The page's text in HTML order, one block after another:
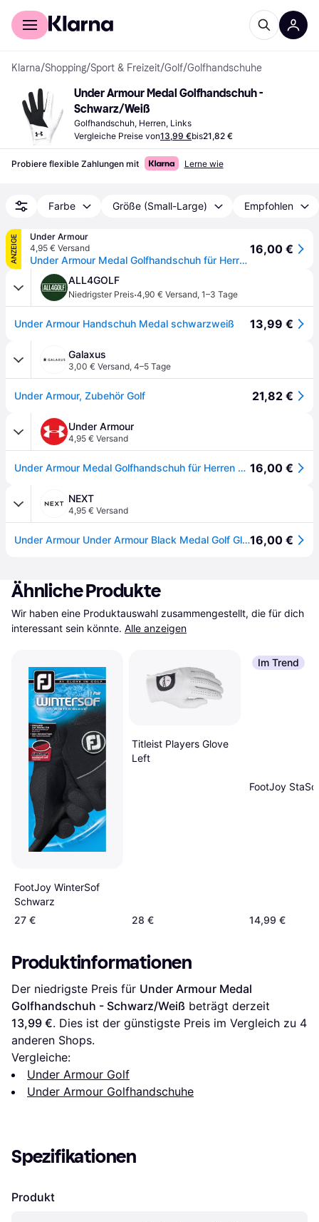
Für Shopper
Klarna/Shopping/Sport & Freizeit/Golf/Golfhandschuhe
Under Armour Medal Golfhandschuh -
Schwarz/Weiß
Golfhandschuh, Herren, Links
Vergleiche Preise von13,99 €bis21,82 €
Probiere flexible Zahlungen mit Lerne wie
Farbe Größe (Small-Large) Empfohlen
ANZEIGE
Under Armour
4,95 € Versand
Under Armour Medal Golfhandschuh für Herren Schwarz / Weiß / Schwarz LXL
16,00 €
ALL4GOLF
Niedrigster Preis·4,90 € Versand, 1–3 Tage
Under Armour Handschuh Medal schwarzweiß 13,99 €
Galaxus
3,00 € Versand, 4–5 Tage
Under Armour, Zubehör Golf 21,82 €
Under Armour
4,95 € Versand
Under Armour Medal Golfhandschuh für Herren Schwarz / Weiß / Schwarz LXL 16,00 €
NEXT
4,95 € Versand
Under Armour Under Armour Black Medal Golf Glove16,00 €
Ähnliche Produkte
Wir haben eine Produktauswahl zusammengestellt, die für dich
interessant sein könnte. Alle anzeigen
FootJoy WinterSof
Schwarz
27 €
Titleist Players Glove
Left
28 €
Im Trend
FootJoy
14,99 €
Produktinformationen
Der niedrigste Preis für Under Armour Medal
Golfhandschuh - Schwarz/Weiß
13,99 €. Dies ist der günstigste Preis im Vergleich zu 4
anderen Shops.
Vergleiche:
Under Armour Golf
Under Armour Golfhandschuhe
Spezifikationen
Produkt